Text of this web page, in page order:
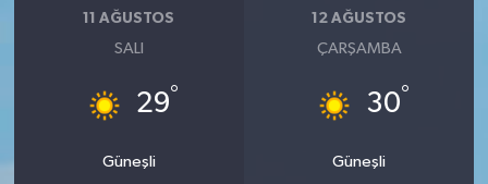
11 AĞUSTOS
SALI
29°
Güneşli
12 AĞUSTOS
ÇARŞAMBA
30°
Güneşli